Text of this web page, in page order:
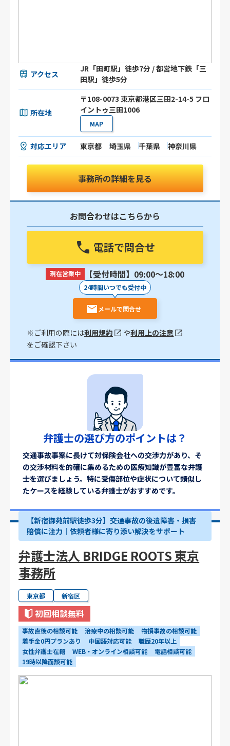
アクセス
JR「田町駅」徒歩7分 / 都営地下鉄「三
田駅」徒歩5分
所在地
〒108-0073 東京都港区三田2-14-5 フロ
イントゥ三田1006
MAP
対応エリア 東京都 埼玉県 千葉県 神奈川県
事務所の詳細を見る
お問合わせはこちらから
電話で問合せ
現在営業中 【受付時間】09:00〜18:00
24時間いつでも受付中
メールで問合せ
※ご利用の際には利用規約 や利用上の注意
をご確認下さい
弁護士の選び方のポイントは？
交通事故事案に長けて対保険会社への交渉力があり、そ
の交渉材料を的確に集めるための医療知識が豊富な弁護
士を選びましょう。特に受傷部位や症状について類似し
たケースを経験している弁護士がおすすめです。
【新宿御苑前駅徒歩3分】交通事故の後遺障害・損害
賠償に注力｜依頼者様に寄り添い解決をサポート
弁護士法人 BRIDGE ROOTS 東京
事務所
東京都 新宿区
初回相談無料
事故直後の相談可能 治療中の相談可能
物損事故の相談可能
着手金0円プランあり
中国語対応可能
職歴20年以上
女性弁護士在籍
WEB・オンライン相談可能
電話相談可能
19時以降面談可能